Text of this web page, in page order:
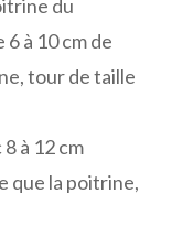
du
à 10 cm de
tour de taille
à 12 cm
que la poitrine,